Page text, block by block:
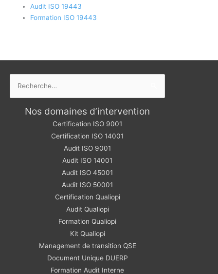
Audit ISO 19443
Formation ISO 19443
Nos domaines d’intervention
Certification ISO 9001
Certification ISO 14001
Audit ISO 9001
Audit ISO 14001
Audit ISO 45001
Audit ISO 50001
Certification Qualiopi
Audit Qualiopi
Formation Qualiopi
Kit Qualiopi
Management de transition QSE
Document Unique DUERP
Formation Audit Interne